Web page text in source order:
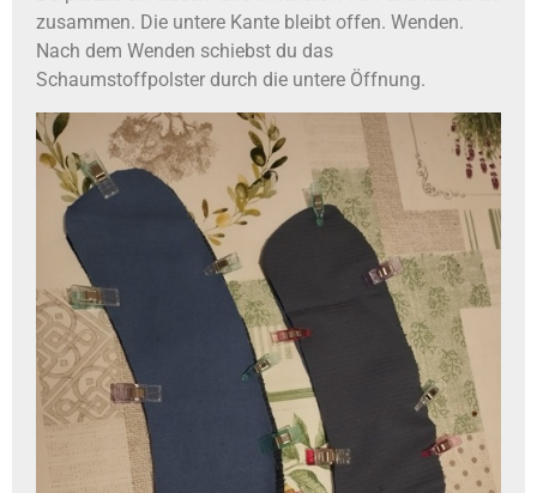
zusammen. Die untere Kante bleibt offen. Wenden.
Nach dem Wenden schiebst du das
Schaumstoffpolster durch die untere Öffnung.